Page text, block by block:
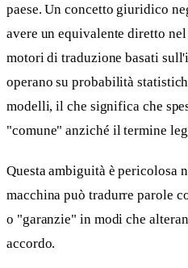
paese. Un concetto giuridico
avere un equivalente diretto
motori di traduzione basati
operano su probabilità
modelli, il che significa che
"comune" anziché il termine
Questa ambiguità è pericolosa
macchina può tradurre parole
o "garanzie" in modi che
accordo.